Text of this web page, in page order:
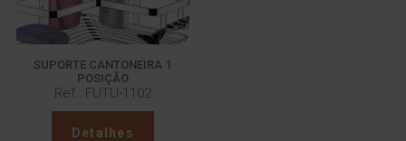
SUPORTE CANTONEIRA 1
POSIÇÃO
Ref.: FUTU-1102
Detalhes